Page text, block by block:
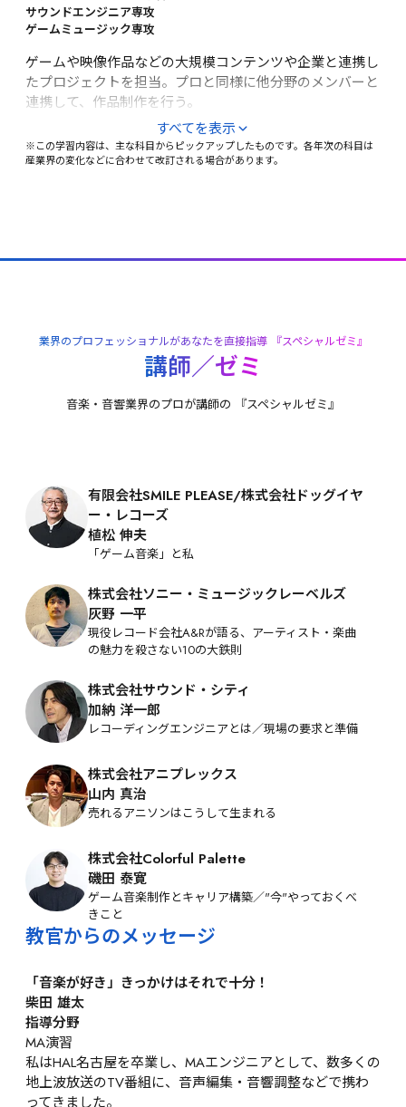
ミュージックコンセプト
ウンド制作、就職作品制作（楽曲・効果音・MA作品）、
就職作品プレゼンテーション（企業審査）、HAL EVENT
WEEK（進級制作展）
［総合教育]
ビジネストレーニング、インターンシップ、就職活動
サウンドエンジニア専攻
ゲームミュージック専攻
ゲームや映像作品などの大規模コンテンツや企業と連携し
たプロジェクトを担当。プロと同様に他分野のメンバーと
連携して、作品制作を行う。
専攻別科目（クリエイター・エンジニア・ゲームミュージ
ック）、ケーススタディ（産学連携プロジェクト）、MA
［総合教育]
すべてを表示
※この学習内容は、主な科目からピックアップしたものです。各年次の科目は
産業界の変化などに合わせて改訂される場合があります。
業界のプロフェッショナルがあなたを直接指導 『スペシャルゼミ』
講師／ゼミ
音楽・音響業界のプロが講師の 『スペシャルゼミ』
有限会社SMILE PLEASE/株式会社ドッグイヤ
ー・レコーズ
植松 伸夫
「ゲーム音楽」と私
株式会社ソニー・ミュージックレーベルズ
灰野 一平
現役レコード会社A&Rが語る、アーティスト・楽曲
の魅力を殺さない10の大鉄則
株式会社サウンド・シティ
加納 洋一郎
レコーディングエンジニアとは／現場の要求と準備
株式会社アニプレックス
山内 真治
売れるアニソンはこうして生まれる
株式会社Colorful Palette
磯田 泰寛
ゲーム音楽制作とキャリア構築／"今"やっておくべ
きこと
教官からのメッセージ
「音楽が好き」きっかけはそれで十分！
柴田 雄太
指導分野
MA演習
私はHAL名古屋を卒業し、MAエンジニアとして、数多くの
地上波放送のTV番組に、音声編集・音響調整などで携わ
ってきました。